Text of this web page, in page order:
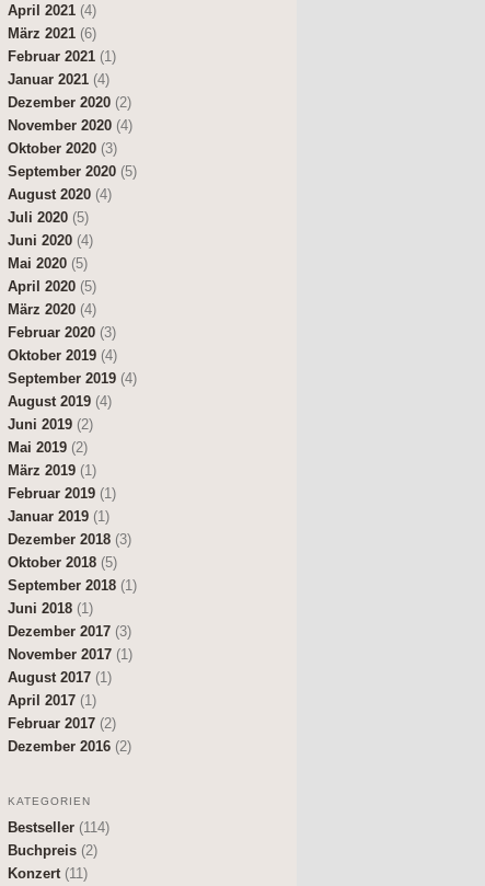
April 2021 (4)
März 2021 (6)
Februar 2021 (1)
Januar 2021 (4)
Dezember 2020 (2)
November 2020 (4)
Oktober 2020 (3)
September 2020 (5)
August 2020 (4)
Juli 2020 (5)
Juni 2020 (4)
Mai 2020 (5)
April 2020 (5)
März 2020 (4)
Februar 2020 (3)
Oktober 2019 (4)
September 2019 (4)
August 2019 (4)
Juni 2019 (2)
Mai 2019 (2)
März 2019 (1)
Februar 2019 (1)
Januar 2019 (1)
Dezember 2018 (3)
Oktober 2018 (5)
September 2018 (1)
Juni 2018 (1)
Dezember 2017 (3)
November 2017 (1)
August 2017 (1)
April 2017 (1)
Februar 2017 (2)
Dezember 2016 (2)
KATEGORIEN
Bestseller (114)
Buchpreis (2)
Konzert (11)